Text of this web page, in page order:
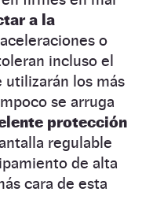
a la
o
incluso el
utilizarán los más
se arruga
protección
regulable
de alta
cara de esta